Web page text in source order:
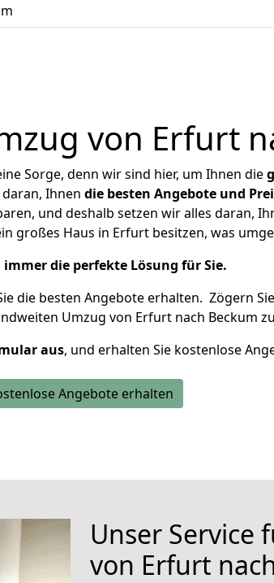
von Erfurt
Sorge, denn wir sind hier, um Ihnen die
Ihnen die besten Angebote und
und deshalb setzen wir alles daran,
großes Haus in Erfurt besitzen, was
die perfekte Lösung für Sie.
die besten Angebote erhalten. Zögern
Umzug von Erfurt nach Beckum
aus, und erhalten Sie kostenlose
Angebote erhalten
Unser Service
von Erfurt